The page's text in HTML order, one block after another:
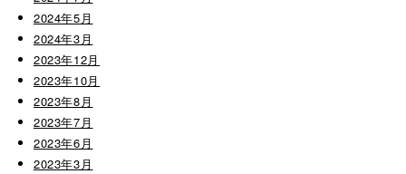
2024年5月
2024年3月
2023年12月
2023年10月
2023年8月
2023年7月
2023年6月
2023年3月